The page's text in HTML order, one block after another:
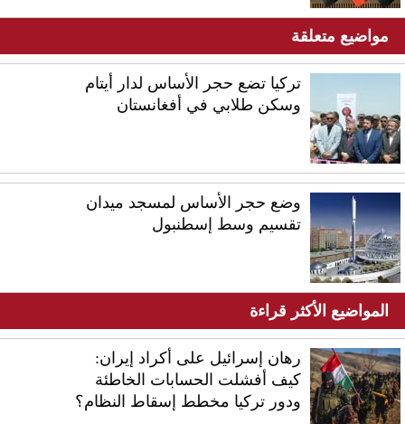
مواضيع متعلقة
تركيا تضع حجر الأساس لدار أيتام
وسكن طلابي في أفغانستان
وضع حجر الأساس لمسجد ميدان
تقسيم وسط إسطنبول
المواضيع الأكثر قراءة
رهان إسرائيل على أكراد إيران:
كيف أفشلت الحسابات الخاطئة
ودور تركيا مخطط إسقاط النظام؟